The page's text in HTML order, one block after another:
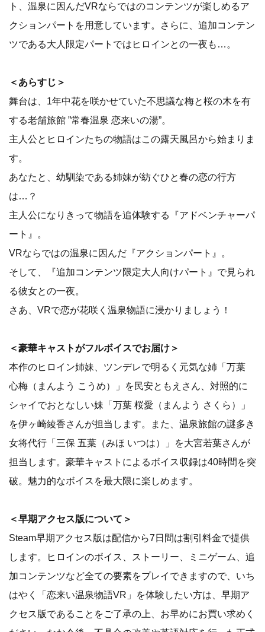
ト、温泉に因んだVRならではのコンテンツが楽しめるア
クションパートを用意しています。さらに、追加コンテン
ツである大人限定パートではヒロインとの一夜も…。
＜あらすじ＞
舞台は、1年中花を咲かせていた不思議な梅と桜の木を有
する老舗旅館 ”常春温泉 恋来いの湯”。
主人公とヒロインたちの物語はこの露天風呂から始まりま
す。
あなたと、幼馴染である姉妹が紡ぐひと春の恋の行方
は…？
主人公になりきって物語を追体験する『アドベンチャーパ
ート』。
VRならではの温泉に因んだ『アクションパート』。
そして、『追加コンテンツ限定大人向けパート』で見られ
る彼女との一夜。
さあ、VRで恋が花咲く温泉物語に浸かりましょう！
＜豪華キャストがフルボイスでお届け＞
本作のヒロイン姉妹、ツンデレで明るく元気な姉「万葉
心梅（まんよう こうめ）」を民安ともえさん、対照的に
シャイでおとなしい妹「万葉 桜愛（まんよう さくら）」
を伊ヶ崎綾香さんが担当します。また、温泉旅館の謎多き
女将代行「三保 五葉（みほ いつは）」を大宮若葉さんが
担当します。豪華キャストによるボイス収録は40時間を突
破。魅力的なボイスを最大限に楽しめます。
＜早期アクセス版について＞
Steam早期アクセス版は配信から7日間は割引料金で提供
します。ヒロインのボイス、ストーリー、ミニゲーム、追
加コンテンツなど全ての要素をプレイできますので、いち
はやく「恋来い温泉物語VR」を体験したい方は、早期ア
クセス版であることをご了承の上、お早めにお買い求めく